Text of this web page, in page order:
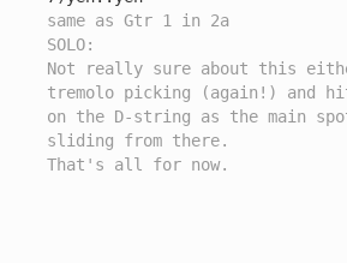
same as Gtr 1 in 2a
SOLO:
Not really sure about this
tremolo picking (again!) and
on the D-string as the main
sliding from there.
That's all for now.